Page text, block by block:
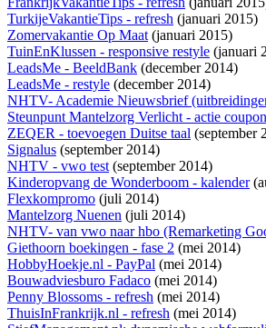
TurkijeVakantieTips - refresh (januari 2015)
Zomervakantie Op Maat(januari 2015)
TuinEnKlussen - responsive restyle (januari
LeadsMe - BeeldBank (december 2014)
LeadsMe - restyle (december 2014)
NHTV- Academie Nieuwsbrief
Steunpunt Mantelzorg Verlicht - actie
ZEQER - toevoegen Duitse taal (september
Signalus (september 2014)
NHTV - vwo test(september 2014)
Kinderopvang de Wonderboom - kalender
Flexkompromo (juli 2014)
Mantelzorg Nuenen (juli 2014)
NHTV- van vwo naar hbo (Remarketing
Giethoorn boekingen - fase 2 (mei 2014)
HobbyHoekje.nl - PayPal (mei 2014)
Bouwadviesburo Fadaco (mei 2014)
Penny Blossoms - refresh (mei 2014)
ThuisInFrankrijk.nl - refresh (mei 2014)